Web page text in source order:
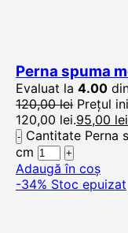
Perna spuma
Evaluat la 4.00
120,00lei Prețul
120,00 lei.95,00 lei
Cantitate Perna
cm
Adaugă în coș
-34% Stoc epuizat